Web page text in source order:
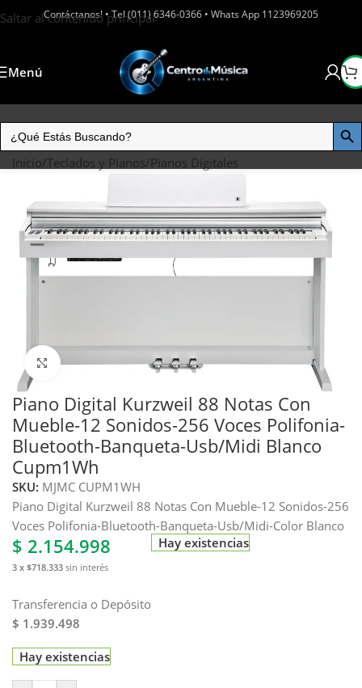
Saltar al contenido principal
Contáctanos! • Tel (011) 6346-0366 • Whats App 1123969205
Menú
Inicio/Teclados y Pianos/Pianos Digitales
Haga clic para ampliar
Piano Digital Kurzweil 88 Notas Con
Mueble-12 Sonidos-256 Voces Polifonia-
Bluetooth-Banqueta-Usb/Midi Blanco
Cupm1Wh
SKU: MJMC CUPM1WH
Piano Digital Kurzweil 88 Notas Con Mueble-12 Sonidos-256
Voces Polifonia-Bluetooth-Banqueta-Usb/Midi-Color Blanco
$ 2.154.998
3 x $718.333 sin interés
Transferencia o Depósito
$ 1.939.498
Hay existencias
Hay existencias